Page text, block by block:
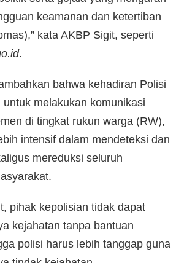
keamanan dan ketertiban
kata AKBP Sigit, seperti
.
bahwa kehadiran Polisi
melakukan komunikasi
di tingkat rukun warga (RW),
intensif dalam mendeteksi dan
mereduksi seluruh
pihak kepolisian tidak dapat
kejahatan tanpa bantuan
polisi harus lebih tanggap guna